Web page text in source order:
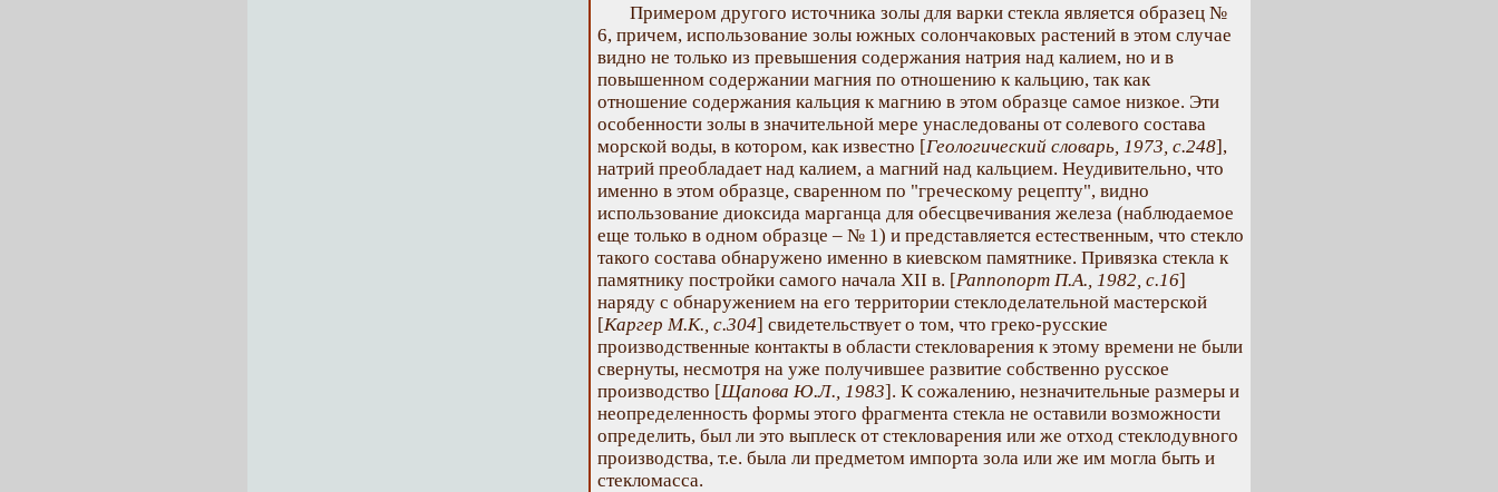
Примером другого источника золы для варки стекла является образец №
6, причем, использование золы южных солончаковых растений в этом случае
видно не только из превышения содержания натрия над калием, но и в
повышенном содержании магния по отношению к кальцию, так как
отношение содержания кальция к магнию в этом образце самое низкое. Эти
особенности золы в значительной мере унаследованы от солевого состава
морской воды, в котором, как известно [Геологический словарь, 1973, с.248],
натрий преобладает над калием, а магний над кальцием. Неудивительно, что
именно в этом образце, сваренном по "греческому рецепту", видно
использование диоксида марганца для обесцвечивания железа (наблюдаемое
еще только в одном образце – № 1) и представляется естественным, что стекло
такого состава обнаружено именно в киевском памятнике. Привязка стекла к
памятнику постройки самого начала XII в. [Раппопорт П.А., 1982, с.16]
наряду с обнаружением на его территории стеклоделательной мастерской
[Каргер М.К., с.304] свидетельствует о том, что греко-русские
производственные контакты в области стекловарения к этому времени не были
свернуты, несмотря на уже получившее развитие собственно русское
производство [Щапова Ю.Л., 1983]. К сожалению, незначительные размеры и
неопределенность формы этого фрагмента стекла не оставили возможности
определить, был ли это выплеск от стекловарения или же отход стеклодувного
производства, т.е. была ли предметом импорта зола или же им могла быть и
стекломасса.